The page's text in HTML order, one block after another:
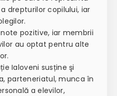
drepturilor copilului, iar
pozitive, iar membrii
au optat pentru alte
Ialoveni susține şi
parteneriatul, munca în
a elevilor,